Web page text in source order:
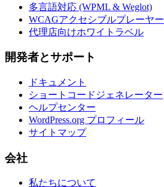
多言語対応 (WPML & Weglot)
WCAGアクセシブルプレーヤー
代理店向けホワイトラベル
開発者とサポート
ドキュメント
ショートコードジェネレーター
ヘルプセンター
WordPress.org プロフィール
サイトマップ
会社
私たちについて